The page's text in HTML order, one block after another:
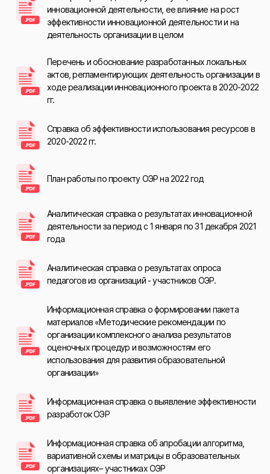
инновационной деятельности, ее влияние на рост
эффективности инновационной деятельности и на
деятельность организации в целом
Перечень и обоснование разработанных локальных
актов, регламентирующих деятельность организации в
ходе реализации инновационного проекта в 2020-2022
гг.
Справка об эффективности использования ресурсов в
2020-2022 гг.
План работы по проекту ОЭР на 2022 год
Аналитическая справка о результатах инновационной
деятельности за период с 1 января по 31 декабря 2021
года
Аналитическая справка о результатах опроса
педагогов из организаций - участников ОЭР.
Информационная справка о формировании пакета
материалов «Методические рекомендации по
организации комплексного анализа результатов
оценочных процедур и возможностям его
использования для развития образовательной
организации»
Информационная справка о выявление эффективности
разработок ОЭР
Информационная справка об апробации алгоритма,
вариативной схемы и матрицы в образовательных
организациях– участниках ОЭР